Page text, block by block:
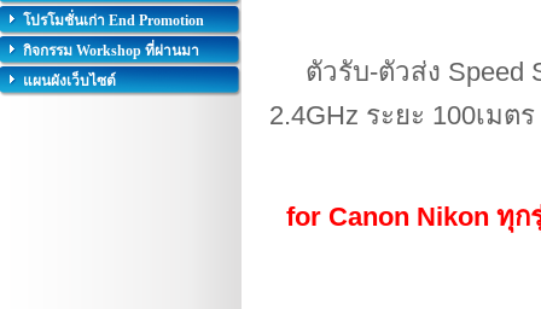
โปรโมชั่นเก่า End Promotion
กิจกรรม Workshop ที่ผ่านมา
แผนผังเว็บไซต์
ตัวรับ-ตัวส่ง Speed
2.4GHz ระยะ 100เมต
for Canon Nikon ทุ